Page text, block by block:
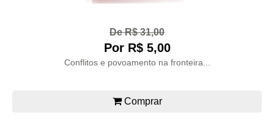
De R$ 31,00
Por R$ 5,00
Conflitos e povoamento na fronteira...
Comprar